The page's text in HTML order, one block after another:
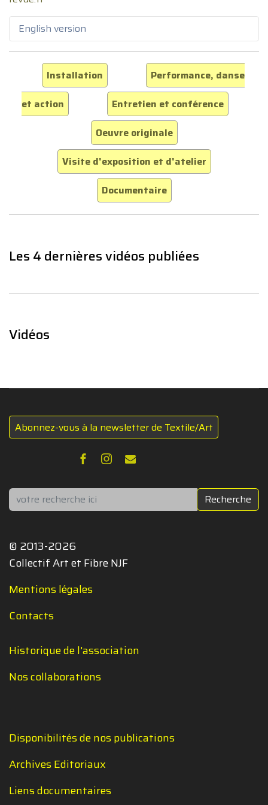
English version
Installation
Performance, danse
et action
Entretien et conférence
Oeuvre originale
Visite d'exposition et d'atelier
Documentaire
Les 4 dernières vidéos publiées
Vidéos
Abonnez-vous à la newsletter de Textile/Art
Rechercher Recherche
© 2013-2026
Collectif Art et Fibre NJF
Mentions légales
Contacts
Historique de l'association
Nos collaborations
Disponibilités de nos publications
Archives Editoriaux
Liens documentaires